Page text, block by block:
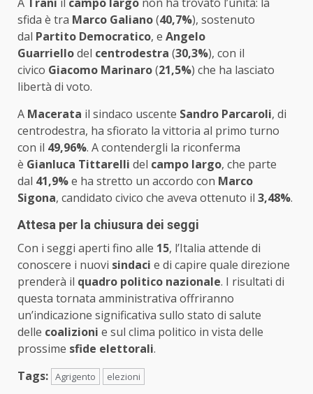
sfida è tra Marco Galiano(40,7%), sostenuto
dal Partito Democratico, e Angelo
Guarriellodel centrodestra (30,3%), con il
civico Giacomo Marinaro(21,5%) che ha lasciato
libertà di voto.
A Macerata il sindaco uscente Sandro Parcaroli, di
centrodestra, ha sfiorato la vittoria al primo turno
con il 49,96%. A contendergli la riconferma
è Gianluca Tittarelli del campo largo, che parte
dal 41,9%e ha stretto un accordo con Marco
Sigona, candidato civico che aveva ottenuto il 3,48%.
Attesa per la chiusura dei seggi
Con i seggi aperti fino alle 15, l’Italia attende di
conoscere i nuovi sindaci e di capire quale direzione
prenderà il quadro politico nazionale. I risultati di
questa tornata amministrativa offriranno
un’indicazione significativa sullo stato di salute
delle coalizioni e sul clima politico in vista delle
prossime sfide elettorali.
Tags: Agrigento elezioni